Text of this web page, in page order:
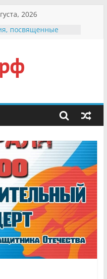
2026
посвященные
округа»
фронтовичке
в сети Интернет
«Сохраним
родились крапчатые